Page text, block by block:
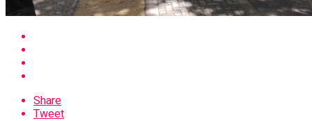
Share
Tweet